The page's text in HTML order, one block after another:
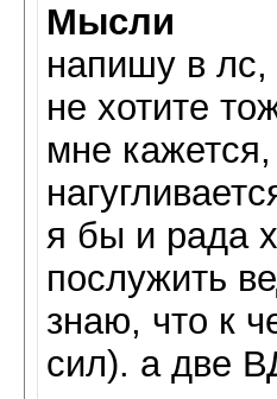
Мысли
напишу в лс,
не хотите
мне
я бы и рада
послужить
знаю, что к
сил). а две